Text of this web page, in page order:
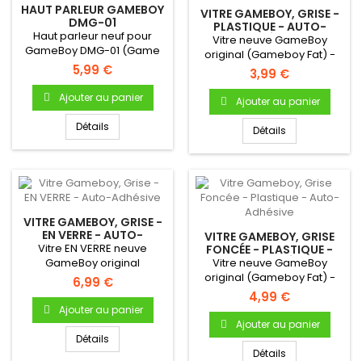
HAUT PARLEUR GAMEBOY
DMG-01
Haut parleur neuf pour
GameBoy DMG-01 (Game
Boy Original) !Haut parleur...
5,99 €
Ajouter au panier
Détails
VITRE GAMEBOY, GRISE -
PLASTIQUE - AUTO-
ADHÉSIVE
Vitre neuve GameBoy
original (Gameboy Fat) -
Autocollante - Uniquement
pour...
3,99 €
Ajouter au panier
Détails
VITRE GAMEBOY, GRISE -
EN VERRE - AUTO-
ADHÉSIVE
Vitre EN VERRE neuve
GameBoy original
(Gameboy Fat) -
Autocollante -...
6,99 €
Ajouter au panier
Détails
VITRE GAMEBOY, GRISE
FONCÉE - PLASTIQUE -
AUTO-ADHÉSIVE
Vitre neuve GameBoy
original (Gameboy Fat) -
Autocollante - Uniquement
pour...
4,99 €
Ajouter au panier
Détails